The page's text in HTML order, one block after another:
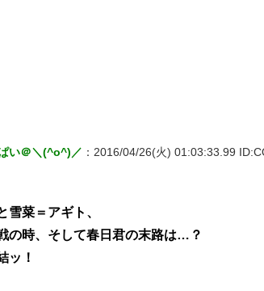
い＠＼(^o^)／ ：2016/04/26(火) 01:03:33.99
雪菜＝アギト、
の時、そして春日君の末路は…？
ッ！